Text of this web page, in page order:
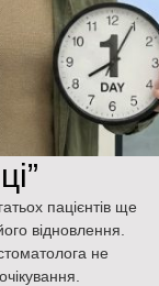
пацієнтів ще
відновлення.
не